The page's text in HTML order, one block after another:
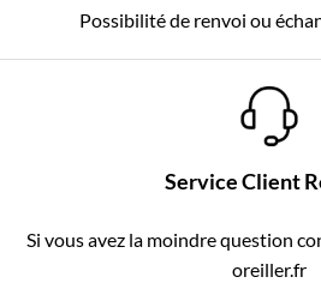
Possibilité de renvoi ou
Service Client
Si vous avez la moindre question
oreiller.fr